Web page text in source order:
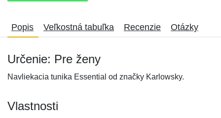
Popis Veľkostná tabuľka Recenzie Otázky
Určenie: Pre ženy
Navliekacia tunika Essential od značky Karlowsky.
Vlastnosti